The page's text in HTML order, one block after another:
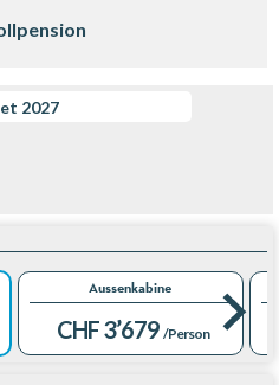
2027
Aussenkabine
CHF 3’679 /Person